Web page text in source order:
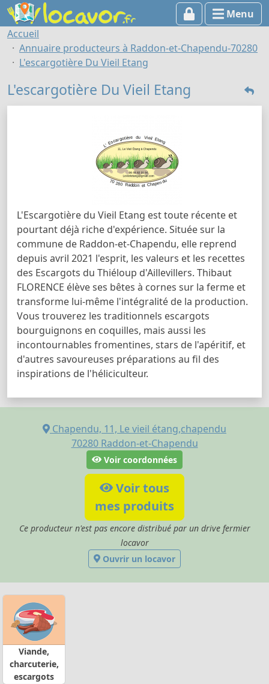
Menu
Accueil
Annuaire producteurs à Raddon-et-Chapendu-70280
L'escargotière Du Vieil Etang
L'escargotière Du Vieil Etang
L'Escargotière du Vieil Etang est toute récente et
pourtant déjà riche d'expérience. Située sur la
commune de Raddon-et-Chapendu, elle reprend
depuis avril 2021 l'esprit, les valeurs et les recettes
des Escargots du Thiéloup d'Aillevillers. Thibaut
FLORENCE élève ses bêtes à cornes sur la ferme et
transforme lui-même l'intégralité de la production.
Vous trouverez les traditionnels escargots
bourguignons en coquilles, mais aussi les
incontournables fromentines, stars de l'apéritif, et
d'autres savoureuses préparations au fil des
inspirations de l'héliciculteur.
Chapendu, 11, Le vieil étang,chapendu
70280 Raddon-et-Chapendu
Voir coordonnées
Voir tous
mes produits
Ce producteur n'est pas encore distribué par un drive fermier
locavor
Ouvrir un locavor
Viande,
charcuterie,
escargots